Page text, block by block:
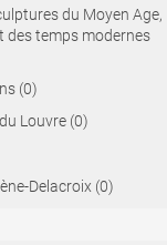
du Moyen Age,
des temps modernes
(0)
Louvre (0)
Delacroix (0)